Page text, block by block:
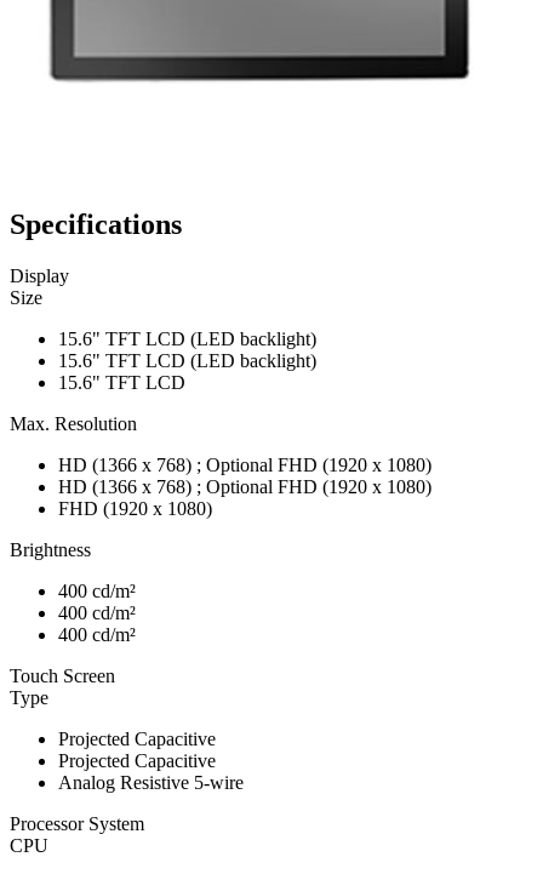
Specifications
Display
Size
15.6" TFT LCD (LED backlight)
15.6" TFT LCD (LED backlight)
15.6" TFT LCD
Max. Resolution
HD (1366 x 768) ; Optional FHD (1920 x 1080)
HD (1366 x 768) ; Optional FHD (1920 x 1080)
FHD (1920 x 1080)
Brightness
400 cd/m²
400 cd/m²
400 cd/m²
Touch Screen
Type
Projected Capacitive
Projected Capacitive
Analog Resistive 5-wire
Processor System
CPU